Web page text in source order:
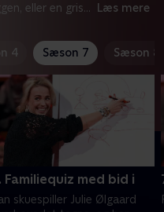
eller en gris... Læs mere
4 Sæson 7 Sæson 8
Familiequiz med bid i
skuespiller Julie Ølgaard